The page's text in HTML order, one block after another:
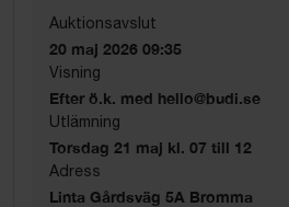
Auktionsavslut
20 maj 2026 09:35
Visning
Efter ö.k. med hello@budi.se
Utlämning
Torsdag 21 maj kl. 07 till 12
Adress
Linta Gårdsväg 5A Bromma